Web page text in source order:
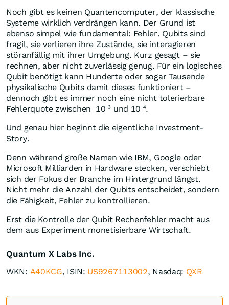
Noch gibt es keinen Quantencomputer, der klassische
Systeme wirklich verdrängen kann. Der Grund ist
ebenso simpel wie fundamental: Fehler. Qubits sind
fragil, sie verlieren ihre Zustände, sie interagieren
störanfällig mit ihrer Umgebung. Kurz gesagt – sie
rechnen, aber nicht zuverlässig genug. Für ein logisches
Qubit benötigt kann Hunderte oder sogar Tausende
physikalische Qubits damit dieses funktioniert –
dennoch gibt es immer noch eine nicht tolerierbare
Fehlerquote zwischen 10⁻³ und 10⁻⁴.
Und genau hier beginnt die eigentliche Investment-
Story.
Denn während große Namen wie IBM, Google oder
Microsoft Milliarden in Hardware stecken, verschiebt
sich der Fokus der Branche im Hintergrund längst.
Nicht mehr die Anzahl der Qubits entscheidet, sondern
die Fähigkeit, Fehler zu kontrollieren.
Erst die Kontrolle der Qubit Rechenfehler macht aus
dem aus Experiment monetisierbare Wirtschaft.
Quantum X Labs Inc.
WKN: A40KCG, ISIN: US9267113002, Nasdaq: QXR